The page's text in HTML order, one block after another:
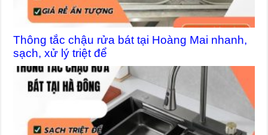
Thông tắc chậu rửa bát tại Hoàng Mai nhanh,
sạch, xử lý triệt để